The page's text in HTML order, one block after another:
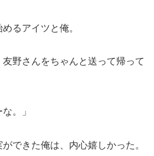
るアイツと俺。
友野さんをちゃんと送って帰って
。」
できた俺は、内心嬉しかった。